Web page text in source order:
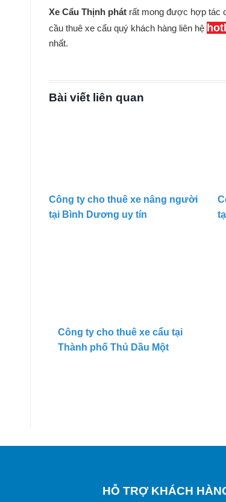
Xe Cẩu Thịnh phát rất mong được hợp tác
cầu thuê xe cẩu quý khách hàng liên hệ
nhất.
Bài viết liên quan
Công ty cho thuê xe nâng người
tại Bình Dương uy tín
Công ty cho thuê xe cẩu tại
Thành phố Thủ Dầu Một
HỖ TRỢ KHÁCH